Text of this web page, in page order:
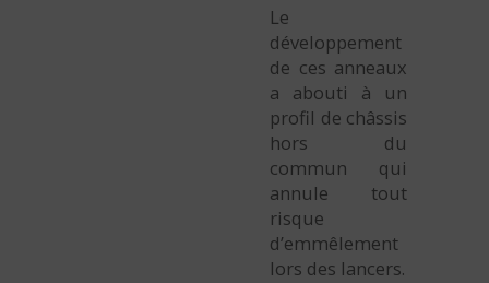
Le
développement
de ces anneaux
a abouti à un
profil de châssis
hors du
commun qui
annule tout
risque
d’emmêlement
lors des lancers.